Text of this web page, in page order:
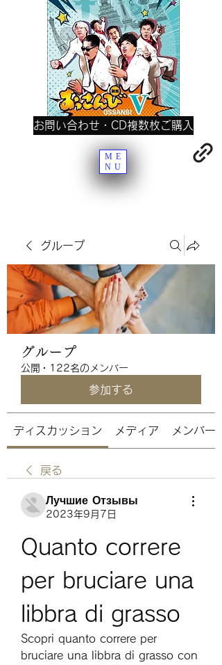
お問い合わせ・CD複数枚ご購入
ME
NU
グループ
グループ
公開 · 122名のメンバー
参加する
ディスカッション メディア メンバー
戻る
Лучшие Отзывы
2023年9月7日
Quanto correre
per bruciare una
libbra di grasso
Scopri quanto correre per
bruciare una libbra di grasso con